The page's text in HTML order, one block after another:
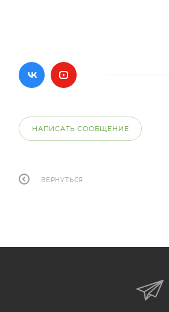
НАПИСАТЬ СООБЩЕНИЕ
ВЕРНУТЬСЯ